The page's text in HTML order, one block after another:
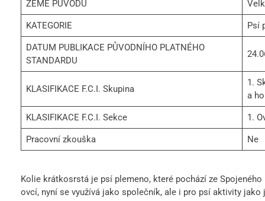
ZEMĚ PŮVODU
KATEGORIE Psí
DATUM PUBLIKACE PŮVODNÍHO PLATNÉHO
STANDARDU
KLASIFIKACE F.C.I. Skupina
1.
a
KLASIFIKACE F.C.I. Sekce 1.
Pracovní zkouška Ne
Kolie krátkosrstá je psí plemeno, které pochází ze
ovcí, nyní se využívá jako společník, ale i pro psí aktivity